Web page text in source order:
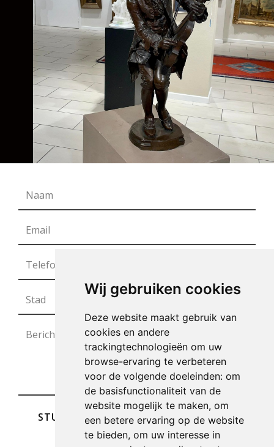
Wij gebruiken cookies
Deze website maakt gebruik van
cookies en andere
trackingtechnologieën om uw
browse-ervaring te verbeteren
voor de volgende doeleinden: om
de basisfunctionaliteit van de
website mogelijk te maken, om
een betere ervaring op de website
te bieden, om uw interesse in
STUREN